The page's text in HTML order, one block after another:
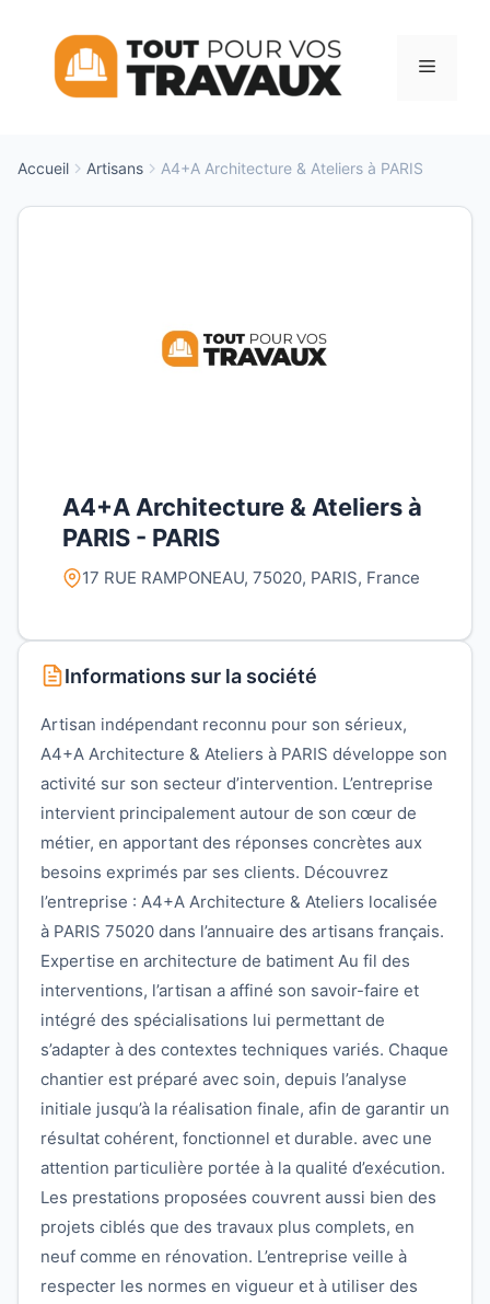
contenu
Menu
Accueil Artisans A4+A Architecture & Ateliers à PARIS
A4+A Architecture & Ateliers à
PARIS - PARIS
17 RUE RAMPONEAU, 75020, PARIS, France
Informations sur la société
Artisan indépendant reconnu pour son sérieux,
A4+A Architecture & Ateliers à PARIS développe son
activité sur son secteur d’intervention. L’entreprise
intervient principalement autour de son cœur de
métier, en apportant des réponses concrètes aux
besoins exprimés par ses clients. Découvrez
l’entreprise : A4+A Architecture & Ateliers localisée
à PARIS 75020 dans l’annuaire des artisans français.
Expertise en architecture de batiment Au fil des
interventions, l’artisan a affiné son savoir-faire et
intégré des spécialisations lui permettant de
s’adapter à des contextes techniques variés. Chaque
chantier est préparé avec soin, depuis l’analyse
initiale jusqu’à la réalisation finale, afin de garantir un
résultat cohérent, fonctionnel et durable. avec une
attention particulière portée à la qualité d’exécution.
Les prestations proposées couvrent aussi bien des
projets ciblés que des travaux plus complets, en
neuf comme en rénovation. L’entreprise veille à
respecter les normes en vigueur et à utiliser des